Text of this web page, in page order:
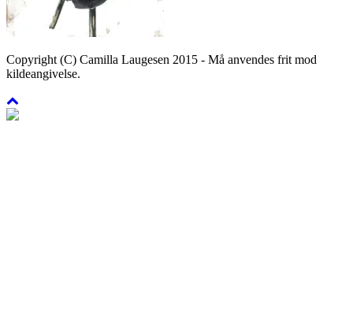
Copyright (C) Camilla Laugesen 2015 - Må anvendes frit mod
kildeangivelse.